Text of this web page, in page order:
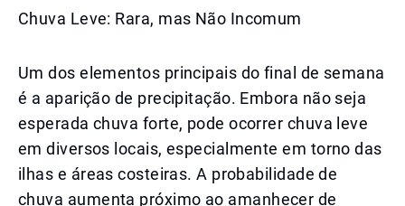
Chuva Leve: Rara, mas Não Incomum
Um dos elementos principais do final de semana
é a aparição de precipitação. Embora não seja
esperada chuva forte, pode ocorrer chuva leve
em diversos locais, especialmente em torno das
ilhas e áreas costeiras. A probabilidade de
chuva aumenta próximo ao amanhecer de